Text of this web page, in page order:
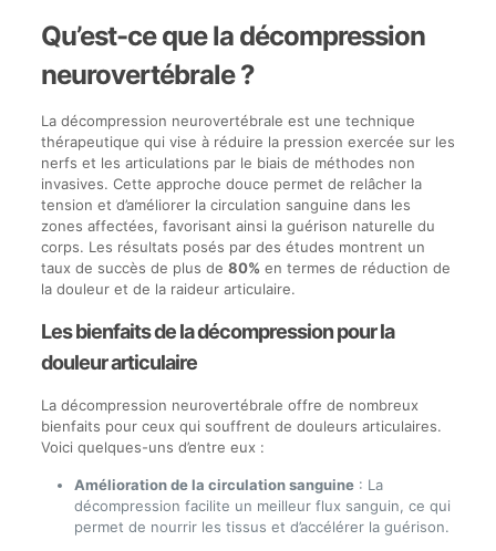
Qu’est-ce que la décompression
neurovertébrale ?
La décompression neurovertébrale est une technique
thérapeutique qui vise à réduire la pression exercée sur les
nerfs et les articulations par le biais de méthodes non
invasives. Cette approche douce permet de relâcher la
tension et d’améliorer la circulation sanguine dans les
zones affectées, favorisant ainsi la guérison naturelle du
corps. Les résultats posés par des études montrent un
taux de succès de plus de 80% en termes de réduction de
la douleur et de la raideur articulaire.
Les bienfaits de la décompression pour la
douleur articulaire
La décompression neurovertébrale offre de nombreux
bienfaits pour ceux qui souffrent de douleurs articulaires.
Voici quelques-uns d’entre eux :
Amélioration de la circulation sanguine: La
décompression facilite un meilleur flux sanguin, ce qui
permet de nourrir les tissus et d’accélérer la guérison.